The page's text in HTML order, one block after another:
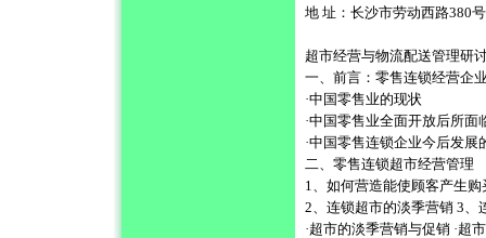
地 址：长沙市劳动西路380
超市经营与物流配送管理研
一、前言：零售连锁经营企
·中国零售业的现状
·中国零售业全面开放后所面
·中国零售连锁企业今后发展
二、零售连锁超市经营管理
1、如何营造能使顾客产生
2、连锁超市的淡季营销 3、
·超市的淡季营销与促销 ·超